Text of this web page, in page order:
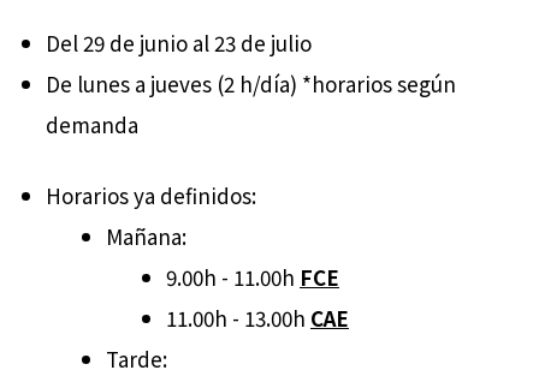
Del 29 de junio al 23 de julio
De lunes a jueves (2 h/día) *horarios según
demanda
Horarios ya definidos:
Mañana:
9.00h - 11.00h FCE
11.00h - 13.00h CAE
Tarde: